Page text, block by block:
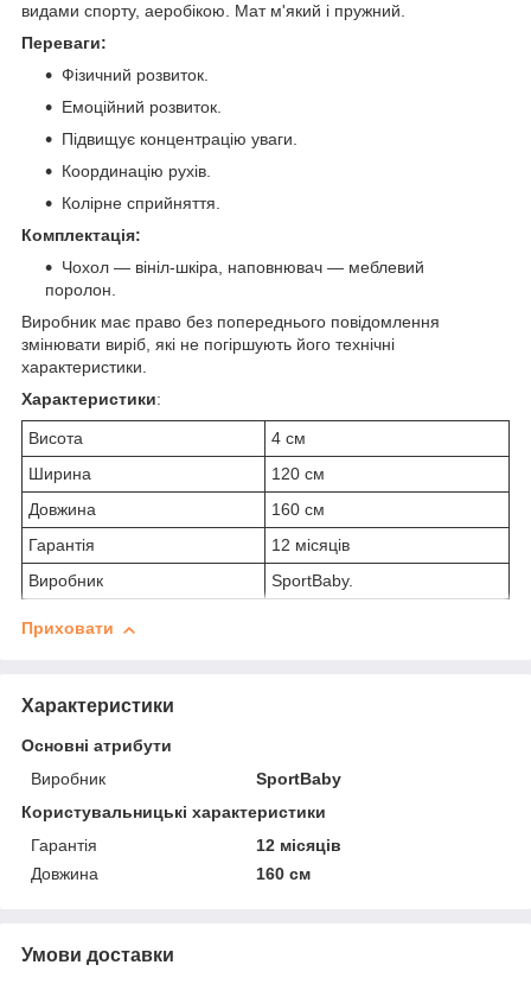
видами спорту, аеробікою. Мат м'який і пружний.
Переваги:
Фізичний розвиток.
Емоційний розвиток.
Підвищує концентрацію уваги.
Координацію рухів.
Колірне сприйняття.
Комплектація:
Чохол — вініл-шкіра, наповнювач — меблевий
поролон.
Виробник має право без попереднього повідомлення
змінювати виріб, які не погіршують його технічні
характеристики.
Характеристики:
Висота
4 см
Ширина
120 см
Довжина
160 см
Гарантія
12 місяців
Виробник
SportBaby.
Приховати
Характеристики
Основні атрибути
Виробник
SportBaby
Користувальницькі характеристики
Гарантія
12 місяців
Довжина
160 см
Умови доставки